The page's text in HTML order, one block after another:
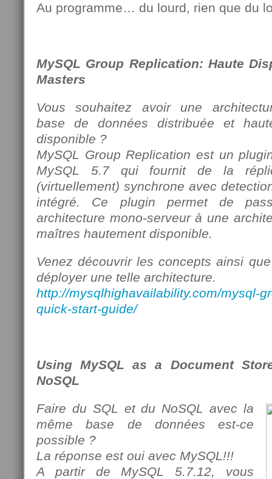
Au programme… du lourd, rien que du
MySQL Group Replication: Haute
Masters
Vous souhaitez avoir une
base de données distribuée et
disponible ?
MySQL Group Replication est un
MySQL 5.7 qui fournit de la
(virtuellement) synchrone avec
intégré. Ce plugin permet de
architecture mono-serveur à une
maîtres hautement disponible.
Venez découvrir les concepts ainsi
déployer une telle architecture.
http://mysqlhighavailability.com/mysql-
quick-start-guide/
Using MySQL as a Document
NoSQL
Faire du SQL et du NoSQL avec la
même base de données est-ce
possible ?
La réponse est oui avec MySQL!!!
A partir de MySQL 5.7.12, vous